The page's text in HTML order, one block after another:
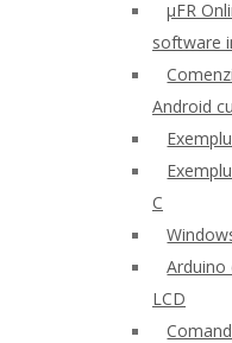
μFR
software
Android
C
Arduino
LCD